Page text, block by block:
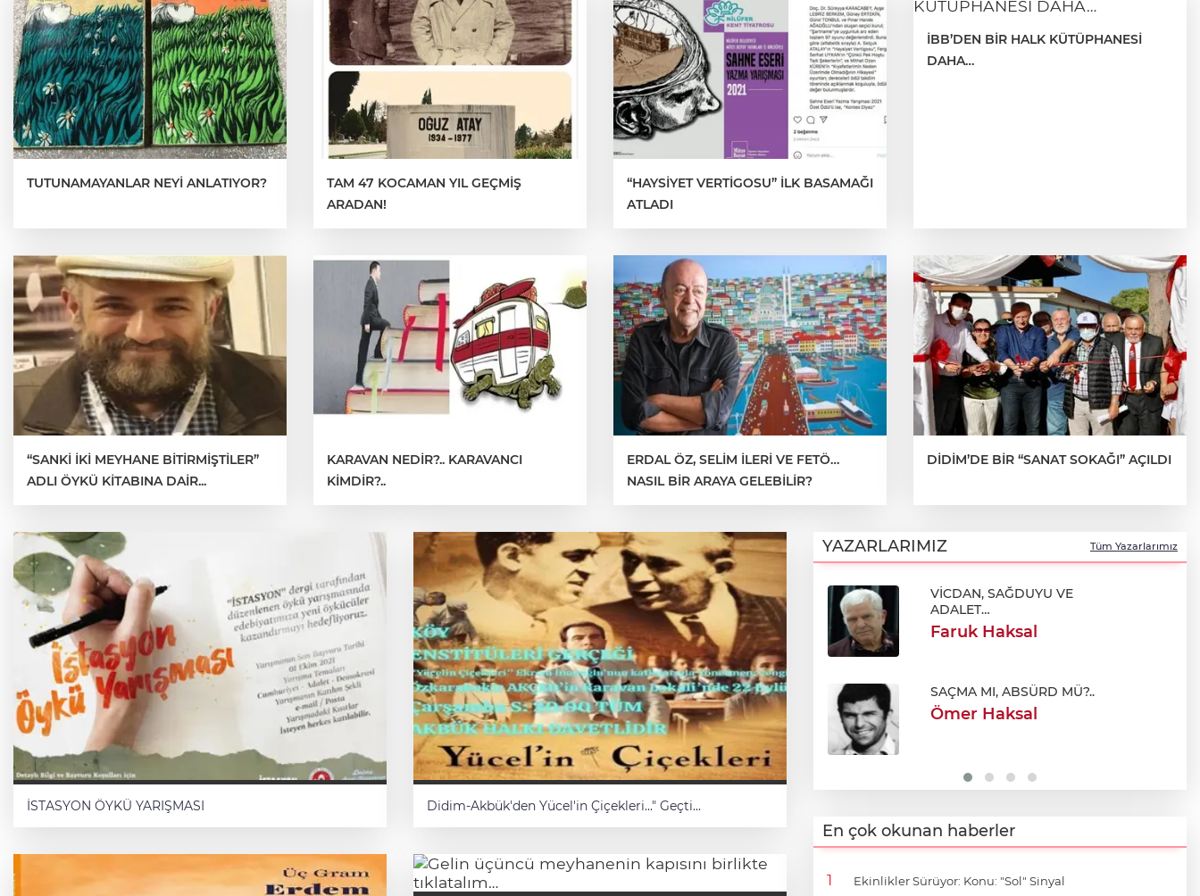
TUTUNAMAYANLAR NEYİ ANLATIYOR?
TAM 47 KOCAMAN YIL GEÇMİŞ
ARADAN!
“HAYSİYET VERTİGOSU” İLK BASAMAĞI
ATLADI
İBB’DEN BİR HALK KÜTÜPHANESİ
DAHA…
“SANKİ İKİ MEYHANE BİTİRMİŞTİLER”
ADLI ÖYKÜ KİTABINA DAİR...
KARAVAN NEDİR?.. KARAVANCI
KİMDİR?..
ERDAL ÖZ, SELİM İLERİ VE FETÖ…
NASIL BİR ARAYA GELEBİLİR?
DİDİM’DE BİR “SANAT SOKAĞI” AÇILDI
İSTASYON ÖYKÜ YARIŞMASI Didim-Akbük'den Yücel'in Çiçekleri..." Geçti...
YAZARLARIMIZ Tüm Yazarlarımız
EMEKLİ BİR SAVCI GÖZÜ İLE
Mete Göktürk
DEĞİŞİM YOLUNDA BİR
KOCAMAN ADIM
Selma Soyak
VİCDAN, SAĞDUYU VE
ADALET…
Faruk Haksal
SAÇMA MI, ABSÜRD MÜ?..
Ömer Haksal
SİNEMANIN TOPLUMSAL
İÇERİĞİ
Saffet Pamuk
Mete Demirtürk
En çok okunan haberler
Ekinlikler Sürüyor: Konu: "Sol" Sinyal